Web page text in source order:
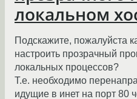
локальном
Подскажите, пожалуйста
настроить прозрачный
локальных процессов?
Т.е. необходимо
идущие в инет на порт 80